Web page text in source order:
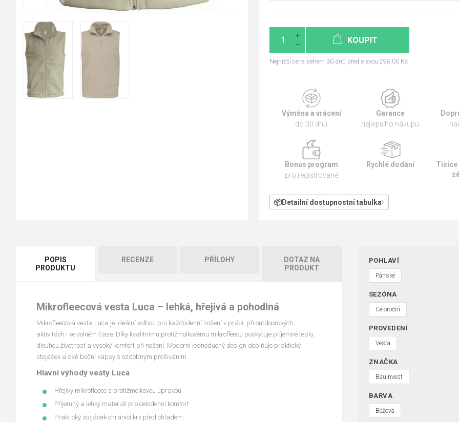
KOUPIT
Nejnižší cena během 30 dnů před slevou:298,00 Kč
Výměna a vrácení
do 30 dnů
Garance
nejlepšího nákupu
Bonus program
pro registrované
Rychlé dodání
Tisíce
Detailní dostupnostní tabulka
POPIS
PRODUKTU
RECENZE PŘÍLOHY
DOTAZ NA
PRODUKT
Mikrofleecová vesta Luca – lehká, hřejivá a pohodlná
Mikrofleecová vesta Luca je ideální volbou pro každodenní nošení v práci, při outdoorových
aktivitách i ve volném čase. Díky kvalitnímu protižmolkovému mikrofleecu poskytuje příjemné teplo,
dlouhou životnost a vysoký komfort při nošení. Moderní jednoduchý design doplňuje praktický
stojáček a dvě boční kapsy s ozdobným prošíváním.
Hlavní výhody vesty Luca
Hřejivý mikrofleece s protižmolkovou úpravou
Příjemný a lehký materiál pro celodenní komfort
Praktický stojáček chránící krk před chladem
POHLAVÍ
Pánské
SEZÓNA
Celoroční
PROVEDENÍ
Vesta
ZNAČKA
Bauinvest
BARVA
Béžová